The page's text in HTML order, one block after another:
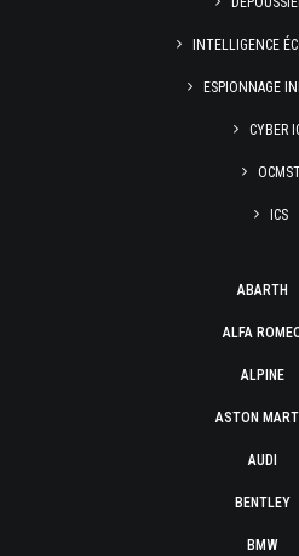
INTELLIGENCE
ESPIONNAGE
CYBER
ICS
ABARTH
ALFA
ALPINE
ASTON
AUDI
BENTLEY
BMW